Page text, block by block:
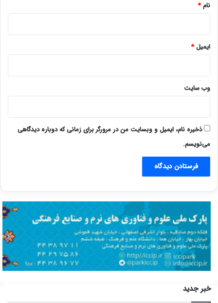
نام*
ایمیل*
وب‌ سایت
ذخیره نام، ایمیل و وبسایت من در مرورگر برای زمانی که دوباره دیدگاهی
می‌نویسم.
خبر جدید